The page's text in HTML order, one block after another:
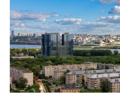
ТЕЛЕКОММУНИКАЦИИ
БИЗНЕС-БРАНЧИ
ONLINE-КОНФЕРЕНЦИИ
ОТКРЫТАЯ ЛЕКЦИЯ
ФУТБОЛ
ХОККЕЙ
БАСКЕТБОЛ
ВОЛЕЙБОЛ
НОВОСТИ ОБЩЕСТВА
ВЛАСТЬ
ИНФРАСТРУКТУРА
ИСТОРИЯ
ФОТОГАЛЕРЕЯ
СЮЖЕТЫ
СПРАВОЧНИК
СПИСОК ПЕРСОН
ПОЛНАЯ ВЕРСИЯ